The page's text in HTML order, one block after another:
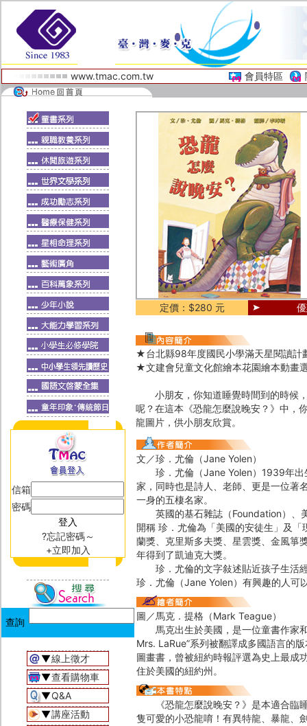
www.tmac.com.tw 會員特區
信箱
密碼
?忘記密碼～
+立即加入
▼線上徵才
▼查看購物車
▼Q&A
▼講座活動
定價：$280 元
★台北縣98年度國民小學滿天星閱讀計
★文建會兒童文化館繪本花園繪本動畫
小朋友，你知道睡覺時間到的時候，
呢？在這本《恐龍怎麼說晚安？》中，
龍圖片，供小朋友欣賞。
文／珍．尤倫（Jane Yolen）
珍．尤倫（Jane Yolen）1939年出
家，同時也是詩人、老師、更是一位著
一身的五棲名家。
英國的基石雜誌（Foundation）、
開稱 珍．尤倫為「美國的安徒生」及
蘭獎、克里斯多夫獎、星雲獎、金風箏
年得到了凱迪克大獎。
珍．尤倫的文字敍述貼近孩子生活經
珍．尤倫（Jane Yolen）有興趣的人
圖／馬克．提格（Mark Teague）
馬克出生於美國，是一位童書作家
Mrs. LaRue”系列被翻譯成多國語言的
圖畫書，曾被紐約時報評選為史上最成
住於美國的紐約州。
《恐龍怎麼說晚安？》是本適合臨睡
隻可愛的小恐龍唷！有異特龍、暴龍